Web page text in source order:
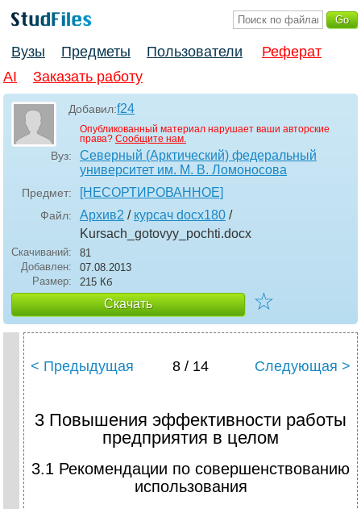
Вузы Предметы Пользователи
Реферат
AI
Заказать работу
Добавил:f24
Опубликованный материал нарушает ваши авторские
права? Сообщите нам.
Вуз:
Северный (Арктический) федеральный
университет им. М. В. Ломоносова
Предмет: [НЕСОРТИРОВАННОЕ]
Файл: Архив2 / курсач docx180 /
Kursach_gotovyy_pochti.docx
Скачиваний:
81
Добавлен:
07.08.2013
Размер:
215 Кб
Скачать ☆
< Предыдущая 8 / 14 Следующая >
3 Повышения эффективности работы
предприятия в целом
3.1 Рекомендации по совершенствованию
использования